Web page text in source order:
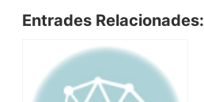
Entrades Relacionades: